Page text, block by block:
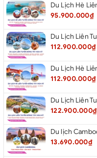
95.900.000₫
112.900.000₫
112.900.000₫
122.900.000₫
13.690.000₫